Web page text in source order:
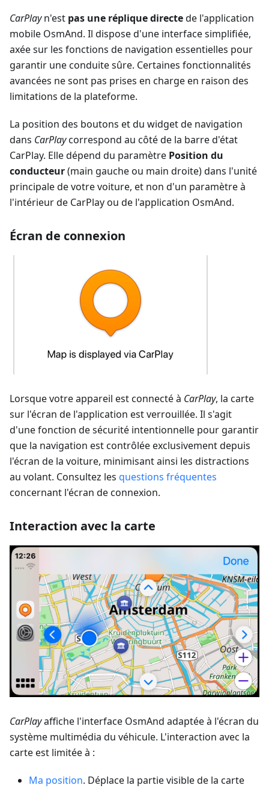
CarPlayn'est pas une réplique directede l'application
mobile OsmAnd. Il dispose d'une interface simplifiée,
axée sur les fonctions de navigation essentielles pour
garantir une conduite sûre. Certaines fonctionnalités
avancées ne sont pas prises en charge en raison des
limitations de la plateforme.
La position des boutons et du widget de navigation
dans CarPlaycorrespond au côté de la barre d'état
CarPlay. Elle dépend du paramètre Position du
conducteur(main gauche ou main droite) dans l'unité
principale de votre voiture, et non d'un paramètre à
l'intérieur de CarPlay ou de l'application OsmAnd.
Écran de connexion
Lorsque votre appareil est connecté à CarPlay, la carte
sur l'écran de l'application est verrouillée. Il s'agit
d'une fonction de sécurité intentionnelle pour garantir
que la navigation est contrôlée exclusivement depuis
l'écran de la voiture, minimisant ainsi les distractions
au volant. Consultez les questions fréquentes
concernant l'écran de connexion.
Interaction avec la carte
CarPlayaffiche l'interface OsmAnd adaptée à l'écran du
système multimédia du véhicule. L'interaction avec la
carte est limitée à :
Ma position. Déplace la partie visible de la carte